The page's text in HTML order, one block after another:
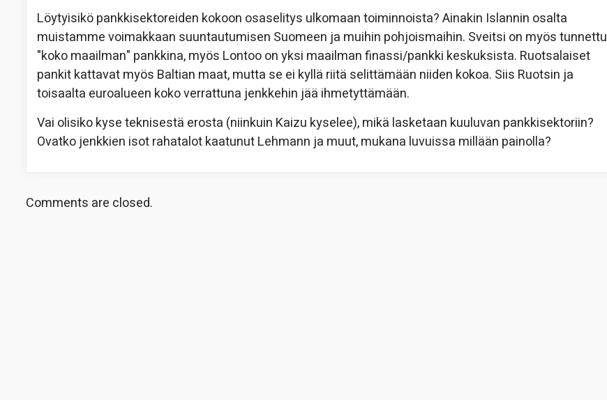
Löytyisikö pankkisektoreiden kokoon osaselitys ulkomaan toiminnoista? Ainakin Islannin osalta
muistamme voimakkaan suuntautumisen Suomeen ja muihin pohjoismaihin. Sveitsi on myös tunnettu
"koko maailman" pankkina, myös Lontoo on yksi maailman finassi/pankki keskuksista. Ruotsalaiset
pankit kattavat myös Baltian maat, mutta se ei kyllä riitä selittämään niiden kokoa. Siis Ruotsin ja
toisaalta euroalueen koko verrattuna jenkkehin jää ihmetyttämään.
Vai olisiko kyse teknisestä erosta (niinkuin Kaizu kyselee), mikä lasketaan kuuluvan pankkisektoriin?
Ovatko jenkkien isot rahatalot kaatunut Lehmann ja muut, mukana luvuissa millään painolla?
Comments are closed.